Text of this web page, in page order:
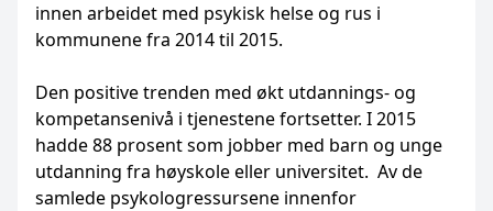
innen arbeidet med psykisk helse og rus i
kommunene fra 2014 til 2015.
Den positive trenden med økt utdannings- og
kompetansenivå i tjenestene fortsetter. I 2015
hadde 88 prosent som jobber med barn og unge
utdanning fra høyskole eller universitet. Av de
samlede psykologressursene innenfor